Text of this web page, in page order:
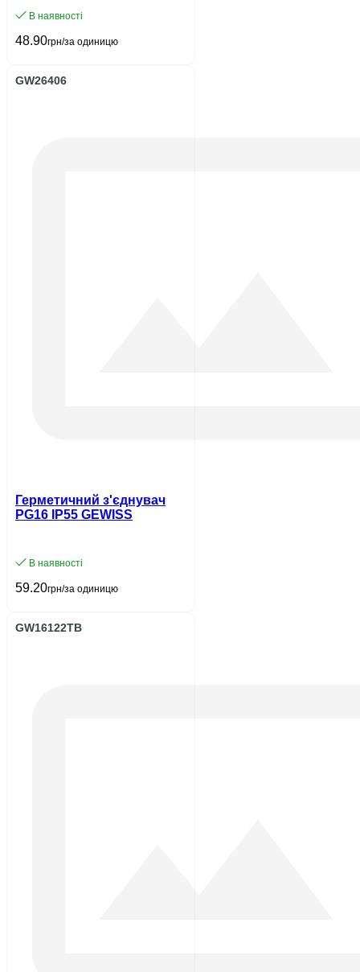
В наявності
48.90грн/за одиницю
GW26406
Герметичний з'єднувач
PG16 IP55 GEWISS
В наявності
59.20грн/за одиницю
GW16122TB